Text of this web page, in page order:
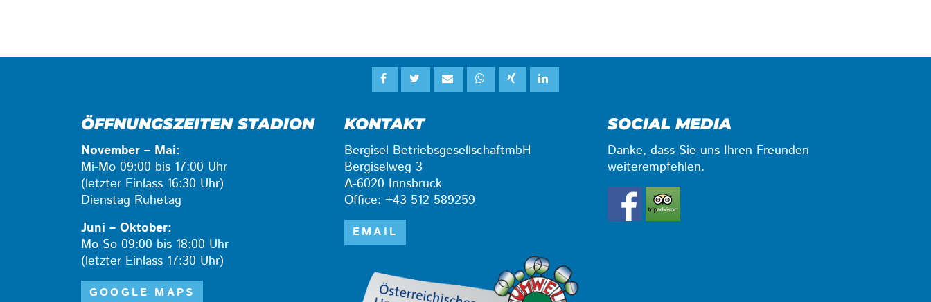
ÖFFNUNGSZEITEN STADION
November – Mai:
Mi-Mo 09:00 bis 17:00 Uhr
(letzter Einlass 16:30 Uhr)
Dienstag Ruhetag
Juni – Oktober:
Mo-So 09:00 bis 18:00 Uhr
(letzter Einlass 17:30 Uhr)
GOOGLE MAPS
KONTAKT
Bergisel BetriebsgesellschaftmbH
Bergiselweg 3
A-6020 Innsbruck
Office: +43 512 589259
EMAIL
SOCIAL MEDIA
Danke, dass Sie uns Ihren Freunden
weiterempfehlen.